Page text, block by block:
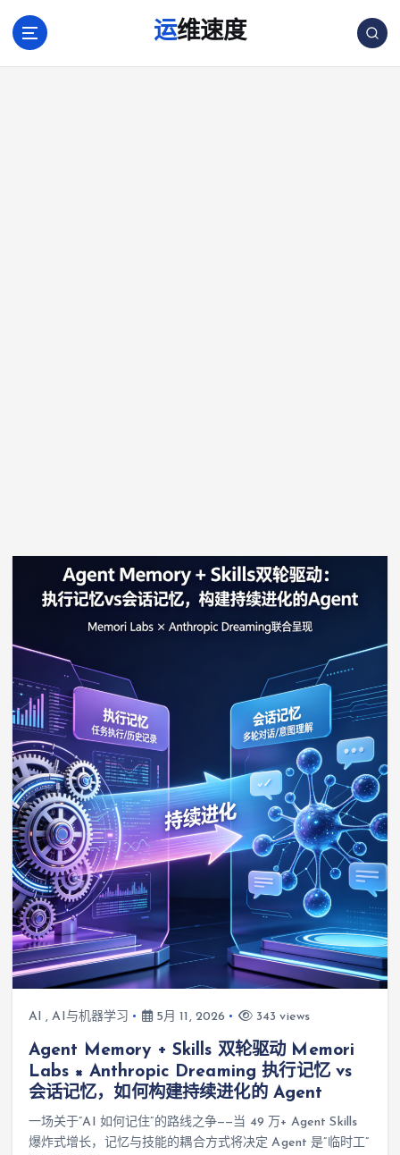
运维速度
AI ,AI与机器学习 5月 11, 2026 343 views
Agent Memory + Skills 双轮驱动 Memori
Labs × Anthropic Dreaming 执行记忆 vs
会话记忆，如何构建持续进化的 Agent
一场关于”AI 如何记住”的路线之争——当 49 万+ Agent Skills
爆炸式增长，记忆与技能的耦合方式将决定 Agent 是”临时工”